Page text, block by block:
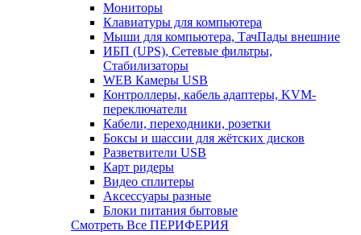
Мониторы
Клавиатуры для компьютера
Мыши для компьютера, ТачПады внешние
ИБП (UPS), Cетевые фильтры,
Cтабилизаторы
WEB Камеры USB
Контроллеры, кабель адаптеры, KVM-
переключатели
Кабели, переходники, розетки
Боксы и шассии для жётских дисков
Разветвители USB
Карт ридеры
Видео сплитеры
Аксессуары разные
Блоки питания бытовые
Смотреть Все ПЕРИФЕРИЯ